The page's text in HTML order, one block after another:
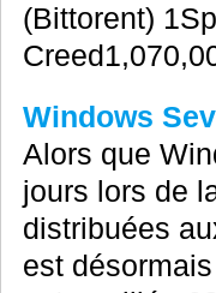
(Bittorent)
Windows
Alors que
jours lors de
distribuées
est